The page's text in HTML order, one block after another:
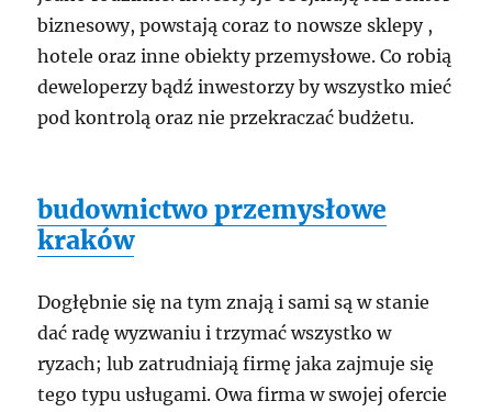
biznesowy, powstają coraz to nowsze sklepy ,
hotele oraz inne obiekty przemysłowe. Co robią
deweloperzy bądź inwestorzy by wszystko mieć
pod kontrolą oraz nie przekraczać budżetu.
budownictwo przemysłowe
kraków
Dogłębnie się na tym znają i sami są w stanie
dać radę wyzwaniu i trzymać wszystko w
ryzach; lub zatrudniają firmę jaka zajmuje się
tego typu usługami. Owa firma w swojej ofercie